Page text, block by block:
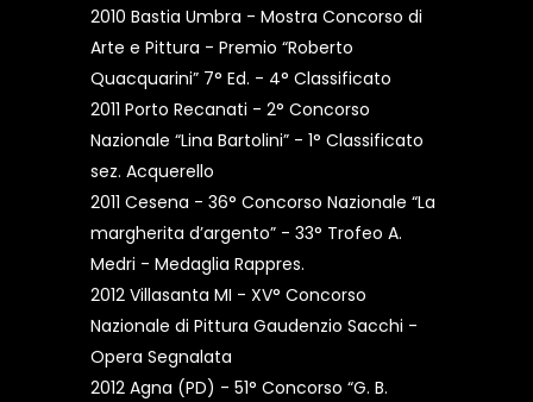
2010 Bastia Umbra - Mostra Concorso di
Arte e Pittura - Premio “Roberto
Quacquarini” 7° Ed. - 4° Classificato
2011 Porto Recanati - 2° Concorso
Nazionale “Lina Bartolini” - 1° Classificato
sez. Acquerello
2011 Cesena - 36° Concorso Nazionale “La
margherita d’argento” - 33° Trofeo A.
Medri - Medaglia Rappres.
2012 Villasanta MI - XV° Concorso
Nazionale di Pittura Gaudenzio Sacchi -
Opera Segnalata
2012 Agna (PD) - 51° Concorso “G. B.